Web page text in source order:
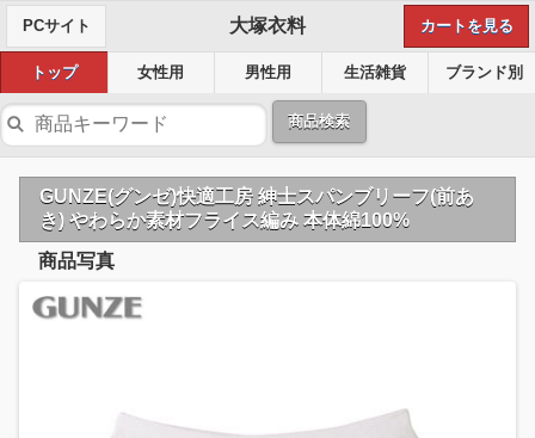
PCサイト 大塚衣料 カートを見る
トップ 女性用 男性用 生活雑貨 ブランド別
商品検索
GUNZE(グンゼ)快適工房 紳士スパンブリーフ(前あ
き) やわらか素材フライス編み 本体綿100%
商品写真